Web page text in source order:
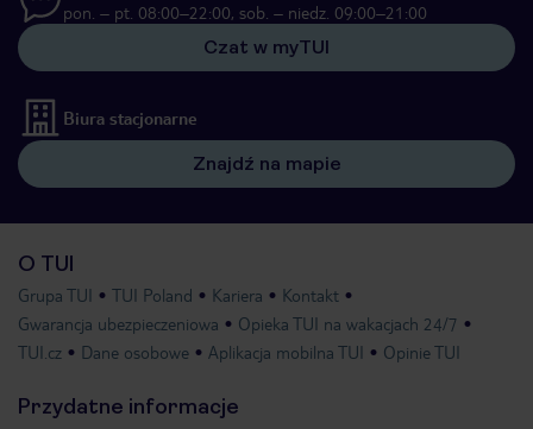
pon. – pt. 08:00–22:00, sob. – niedz. 09:00–21:00
Czat w myTUI
Biura stacjonarne
Znajdź na mapie
O TUI
Grupa TUI TUI Poland Kariera
Kontakt
Gwarancja ubezpieczeniowa
Opieka TUI na wakacjach 24/7
TUI.cz
Dane osobowe Aplikacja mobilna TUI Opinie TUI
Przydatne informacje